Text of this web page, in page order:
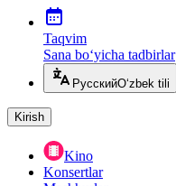
Taqvim
Sana bo‘yicha tadbirlar
РусскийO‘zbek tili
Kirish
Kino
Konsertlar